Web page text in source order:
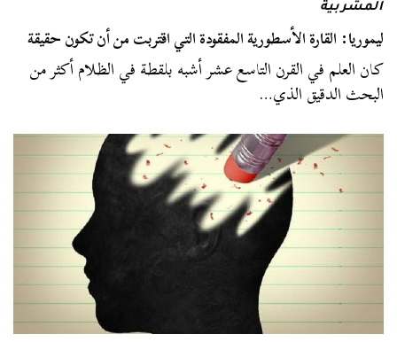
المشربية
ليموريا: القارة الأسطورية المفقودة التي اقتربت من أن تكون حقيقة
كان العلم في القرن التاسع عشر أشبه بلقطة في الظلام أكثر من
البحث الدقيق الذي…